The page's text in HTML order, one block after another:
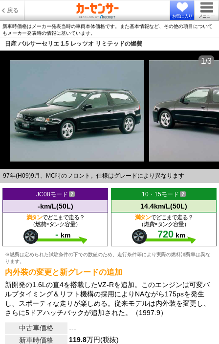
戻る
お気に入り メニュー
新車時価格はメーカー発表当時の車両本体価格です。また基本情報など、その他の項目について
もメーカー発表時の情報に基いています。
日産 パルサーセリエ 1.5 レッツオ リミテッドの燃費
97年(H09)9月、MC時のフロント。仕様はグレードにより異なります
1/3
JC08モード
-km/L(50L)
満タンでどこまで走る？
（燃費×タンク容量）
- km
10・15モード
14.4km/L(50L)
満タンでどこまで走る？
（燃費×タンク容量）
720 km
※燃費は定められた試験条件の下での数値のため、走行条件等により実際の燃料消費率は異な
ります。
内外装の変更と新グレードの追加
新開発の1.6Lの直4を搭載したVZ-Rを追加。このエンジンは可変バ
ルブタイミング＆リフト機構の採用によりNAながら175psを発生
し、スポーティな走りが楽しめる。従来モデルは内外装を変更し、
さらに5ドアハッチバックが追加された。（1997.9）
中古車価格
---
新車時価格
119.8万円(税抜)